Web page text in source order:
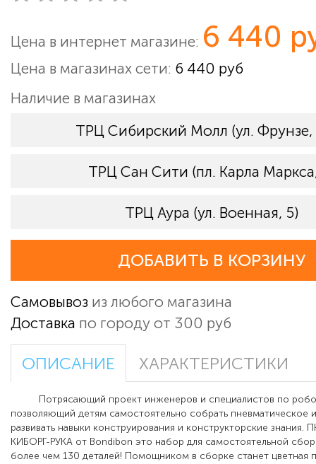
Цена в интернет магазине: 6 440
Цена в магазинах сети: 6 440 руб
Наличие в магазинах
ТРЦ Сибирский Молл (ул.
ТРЦ Сан Сити (пл. Карла
ТРЦ Аура (ул. Военная, 5)
ДОБАВИТЬ В КОРЗИНУ
Самовывоз из любого магазина
Доставка по городу от 300 руб
ОПИСАНИЕ ХАРАКТЕРИСТИКИ
Потрясающий проект инженеров и специалистов по
позволяющий детям самостоятельно собрать пневматическое
развивать навыки конструирования и конструкторские
КИБОРГ-РУКА от Bondibon это набор для самостоятельной
более чем 130 деталей! Помощником в сборке станет цветная